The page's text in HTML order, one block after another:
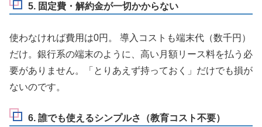
5. 固定費・解約金が一切かからない
使わなければ費用は0円。 導入コストも端末代（数千円）
だけ。銀行系の端末のように、高い月額リース料を払う必
要がありません。「とりあえず持っておく」だけでも損が
ないのです。
6. 誰でも使えるシンプルさ（教育コスト不要）